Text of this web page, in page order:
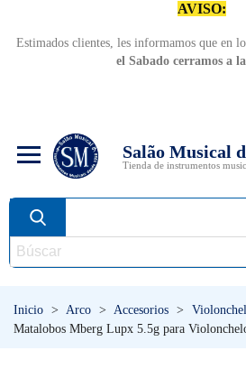
AVISO:
Estimados clientes, les informamos que en
el Sabado cerramos a
Salão Musical
Tienda de instrumentos
Inicio > Arco > Accesorios >
Matalobos Mberg Lupx 5.5g para